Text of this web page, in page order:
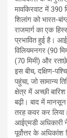
मावकिरवाट में 390
शिलांग को भारत-
राजमार्ग का एक
प्रभावित हुई है।
विलियमनगर (90
(70 मिमी) और
इस बीच, दक्षिण-
पहुंचा, जो सामान्य
क्षेत्र में अच्छी
बढ़ी। बाद में मानसून
तरह कवर कर लिया।
आईएमडी अधिकारी
पूर्वोत्तर के